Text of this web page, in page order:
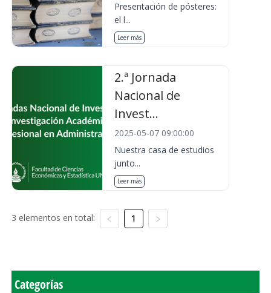
Presentación de pósteres:
el l...
Leer más
2.ª Jornada
Nacional de
Invest...
2025-05-07 09:00:00
Nuestra casa de estudios
junto...
Leer más
3 elementos en total: 1
Categorías